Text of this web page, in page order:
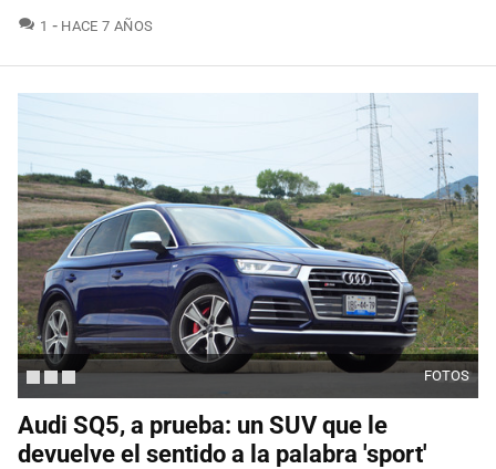
1 COMENTARIOS
HACE 7 AÑOS
FOTOS
Audi SQ5, a prueba: un SUV que le
devuelve el sentido a la palabra 'sport'